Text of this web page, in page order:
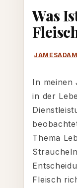
Was
In meinen
in der
Thema
Fleisch